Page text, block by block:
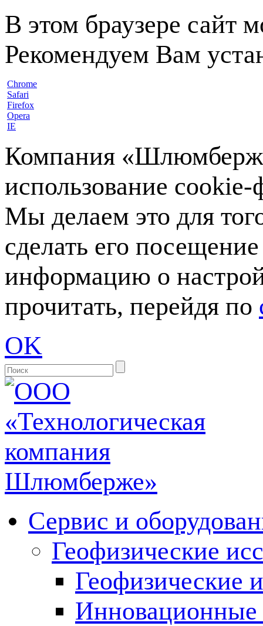
В этом браузере сайт
Рекомендуем Вам
Chrome
Safari
Firefox
Opera
IE
Компания
использование
Мы делаем это для
сделать его
информацию о
прочитать, перейдя по
OK
Сервис и
Геофизические
Геофизические
Инновационные